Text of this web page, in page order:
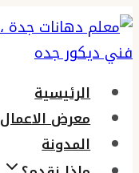
التجاوز
إلى
المحتوى
الرئيسية
معرض الاعمال
المدونة